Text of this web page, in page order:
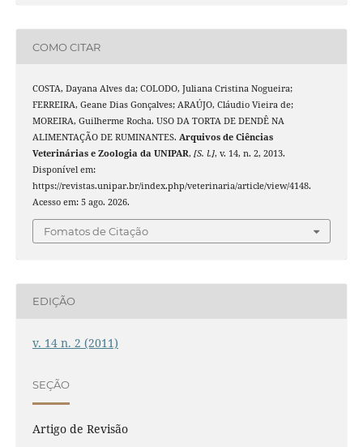
COMO CITAR
COSTA, Dayana Alves da; COLODO, Juliana Cristina Nogueira;
FERREIRA, Geane Dias Gonçalves; ARAÚJO, Cláudio Vieira de;
MOREIRA, Guilherme Rocha. USO DA TORTA DE DENDÊ NA
ALIMENTAÇÃO DE RUMINANTES. Arquivos de Ciências
Veterinárias e Zoologia da UNIPAR, [S. l.], v. 14, n. 2, 2013.
Disponível em:
https://revistas.unipar.br/index.php/veterinaria/article/view/4148.
Acesso em: 5 ago. 2026.
Fomatos de Citação
EDIÇÃO
v. 14 n. 2 (2011)
SEÇÃO
Artigo de Revisão